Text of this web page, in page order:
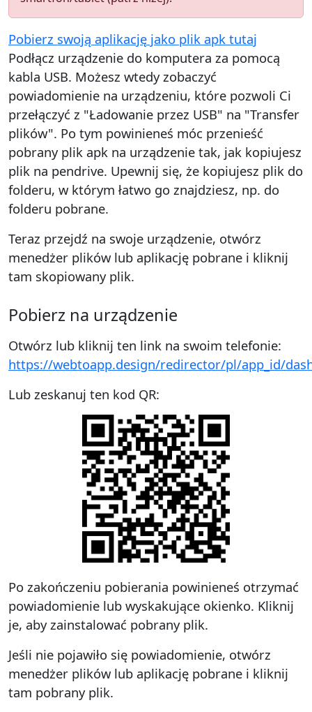
Pobierz swoją aplikację jako plik apk tutaj
Podłącz urządzenie do komputera za pomocą
kabla USB. Możesz wtedy zobaczyć
powiadomienie na urządzeniu, które pozwoli Ci
przełączyć z "Ładowanie przez USB" na "Transfer
plików". Po tym powinieneś móc przenieść
pobrany plik apk na urządzenie tak, jak kopiujesz
plik na pendrive. Upewnij się, że kopiujesz plik do
folderu, w którym łatwo go znajdziesz, np. do
folderu pobrane.
Teraz przejdź na swoje urządzenie, otwórz
menedżer plików lub aplikację pobrane i kliknij
tam skopiowany plik.
Pobierz na urządzenie
Otwórz lub kliknij ten link na swoim telefonie:
https://webtoapp.design/redirector/pl/app_id/
Lub zeskanuj ten kod QR:
Po zakończeniu pobierania powinieneś otrzymać
powiadomienie lub wyskakujące okienko. Kliknij
je, aby zainstalować pobrany plik.
Jeśli nie pojawiło się powiadomienie, otwórz
menedżer plików lub aplikację pobrane i kliknij
tam pobrany plik.